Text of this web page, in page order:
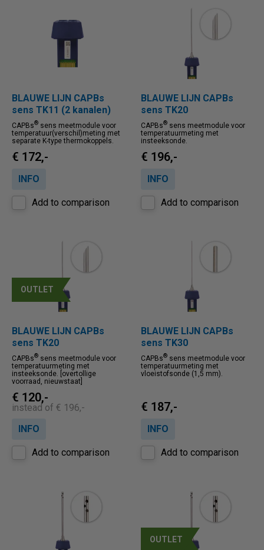
Price ascending
BLAUWE LIJN CAPBs
sens TK11 (2 kanalen)
CAPBs® sens meetmodule voor
temperatuur(verschil)meting met
separate K-type thermokoppels.
€ 172,-
INFO
Add to comparison
BLAUWE LIJN CAPBs
sens TK20
CAPBs® sens meetmodule voor
temperatuurmeting met
insteeksonde.
€ 196,-
INFO
Add to comparison
OUTLET
BLAUWE LIJN CAPBs
sens TK20
CAPBs® sens meetmodule voor
temperatuurmeting met
insteeksonde. [overtollige
voorraad, nieuwstaat]
€ 120,-
instead of € 196,-
INFO
Add to comparison
BLAUWE LIJN CAPBs
sens TK30
CAPBs® sens meetmodule voor
temperatuurmeting met
vloeistofsonde (1,5 mm).
€ 187,-
INFO
Add to comparison
OUTLET